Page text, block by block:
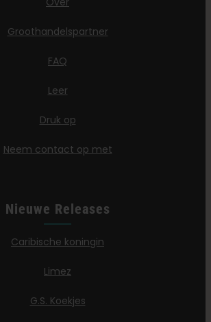
Groothandelspartner
FAQ
Leer
Druk op
Neem contact op met
Nieuwe Releases
Caribische koningin
Limez
G.S. Koekjes